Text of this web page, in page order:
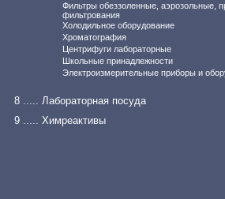
Фильтры обеззоленные, аэрозольные,
фильтрования
Холодильное оборудование
Хроматография
Центрифуги лабораторные
Школьные принадлежности
Электроизмерительные приборы и
8 ..... Лабораторная посуда
9 ..... Химреактивы